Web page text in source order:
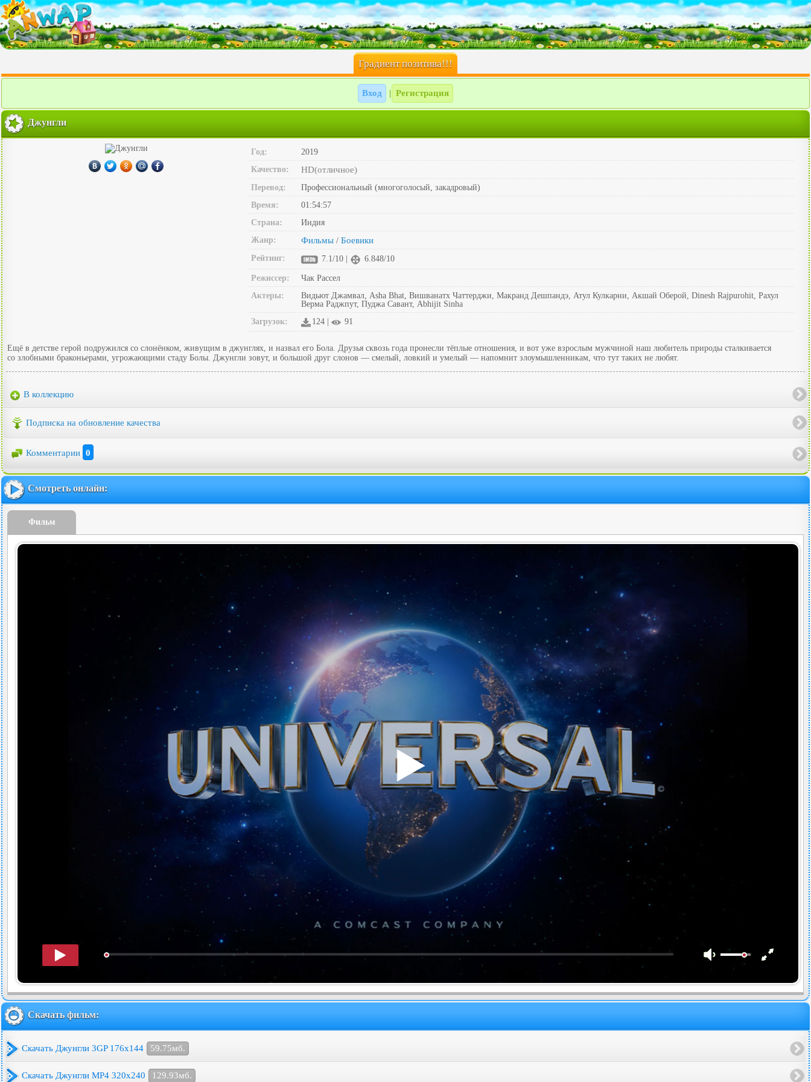
Градиент позитива!!!
Вход Регистрация
Джунгли
Год:
2019
Качество:
HD(отличное)
Перевод:
Профессиональный (многоголосый, закадровый)
Время:
01:54:57
Страна:
Индия
Жанр:
Фильмы / Боевики
Рейтинг: 7.1/10 | 6.848/10
Режиссер:
Чак Рассел
Актеры:
Видьют Джамвал, Asha Bhat, Вишванатх Чаттерджи, Макранд Дешпандэ, Атул Кулкарни, Акшай Оберой, Dinesh Rajpurohit, Рахул
Верма Раджпут, Пуджа Савант, Abhijit Sinha
Загрузок:
124 | 91
Ещё в детстве герой подружился со слонёнком, живущим в джунглях, и назвал его Бола. Друзья сквозь года пронесли тёплые отношения, и вот уже взрослым мужчиной наш любитель природы сталкивается
со злобными браконьерами, угрожающими стаду Болы. Джунгли зовут, и большой друг слонов — смелый, ловкий и умелый — напомнит злоумышленникам, что тут таких не любят.
В коллекцию
Подписка на обновление качества
Комментарии 0
Смотреть онлайн:
Фильм
Скачать фильм:
Скачать Джунгли 3GP 176x144 59.75мб.
Скачать Джунгли MP4 320x240 129.93мб.